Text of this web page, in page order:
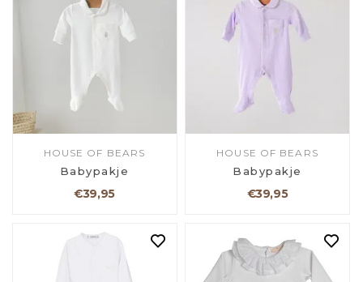
HOUSE OF BEARS
Babypakje
€39,95
HOUSE OF BEARS
Babypakje
€39,95